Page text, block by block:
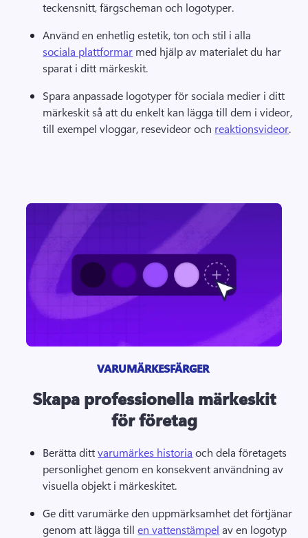
teckensnitt, färgscheman och logotyper.
Använd en enhetlig estetik, ton och stil i alla
sociala plattformar med hjälp av materialet du har
sparat i ditt märkeskit.
Spara anpassade logotyper för sociala medier i ditt
märkeskit så att du enkelt kan lägga till dem i videor,
till exempel vloggar, resevideor och reaktionsvideor
VARUMÄRKESFÄRGER
Skapa professionella märkeskit
för företag
Berätta ditt varumärkes historia och dela företagets
personlighet genom en konsekvent användning av
visuella objekt i märkeskitet.
Ge ditt varumärke den uppmärksamhet det förtjänar
genom att lägga till en vattenstämpel av en logotyp